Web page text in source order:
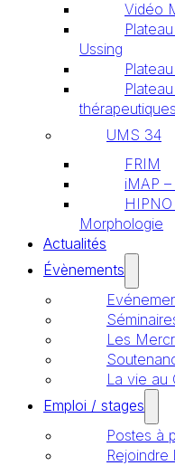
Vidéo
Ussing
UMS 34
FRIM
iMAP
Morphologie
Actualités
Évènements
Les
La vie au
Emploi / stages
Postes à
Rejoindre